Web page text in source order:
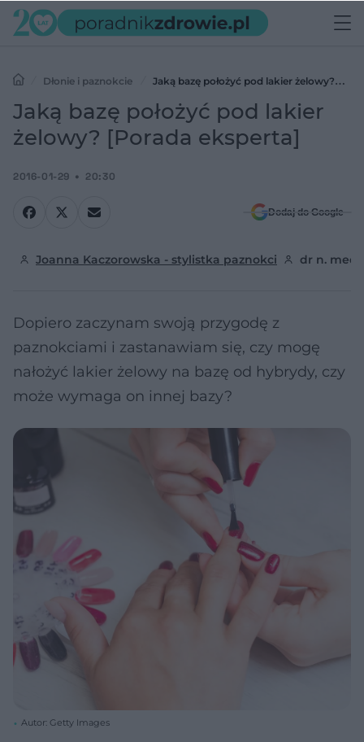
Dłonie i paznokcie
Jaką bazę położyć pod lakier żelowy?
[Porada eksperta]
Jaką bazę położyć pod lakier
żelowy? [Porada eksperta]
2016-01-29 20:30
Dodaj do Google
Joanna Kaczorowska - stylistka paznokci dr n. med.
Dopiero zaczynam swoją przygodę z
paznokciami i zastanawiam się, czy mogę
nałożyć lakier żelowy na bazę od hybrydy, czy
może wymaga on innej bazy?
Autor: Getty Images